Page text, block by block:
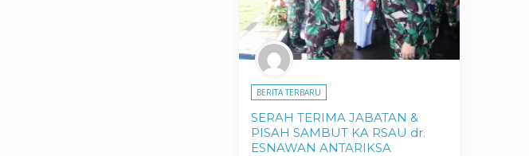
BERITA TERBARU
SERAH TERIMA JABATAN &
PISAH SAMBUT KA RSAU dr.
ESNAWAN ANTARIKSA